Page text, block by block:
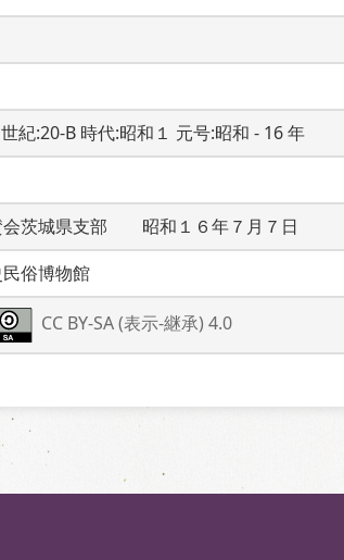
紀:20-B 時代:昭和１ 元号:昭和 - 16 年
茨城県支部　　昭和１６年７月７日
俗博物館
CC BY-SA (表示-継承) 4.0